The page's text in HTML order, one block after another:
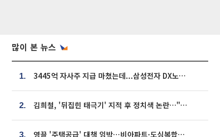
많이 본 뉴스
1. 3445억 자사주 지급 마쳤는데...삼성전자 DX노조, 뒤늦은 '떼쓰기 집회'
2. 김희철, '뒤집힌 태극기' 지적 후 정치색 논란…"좌우 떠나 우리나라 국기"
3. 영끌 '주택공급' 대책 임박⋯비아파트·도심복합까지 총동원